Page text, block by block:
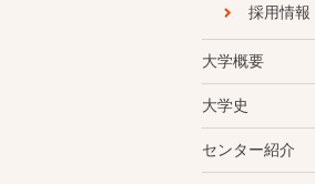
採用情報
大学概要
大学史
センター紹介